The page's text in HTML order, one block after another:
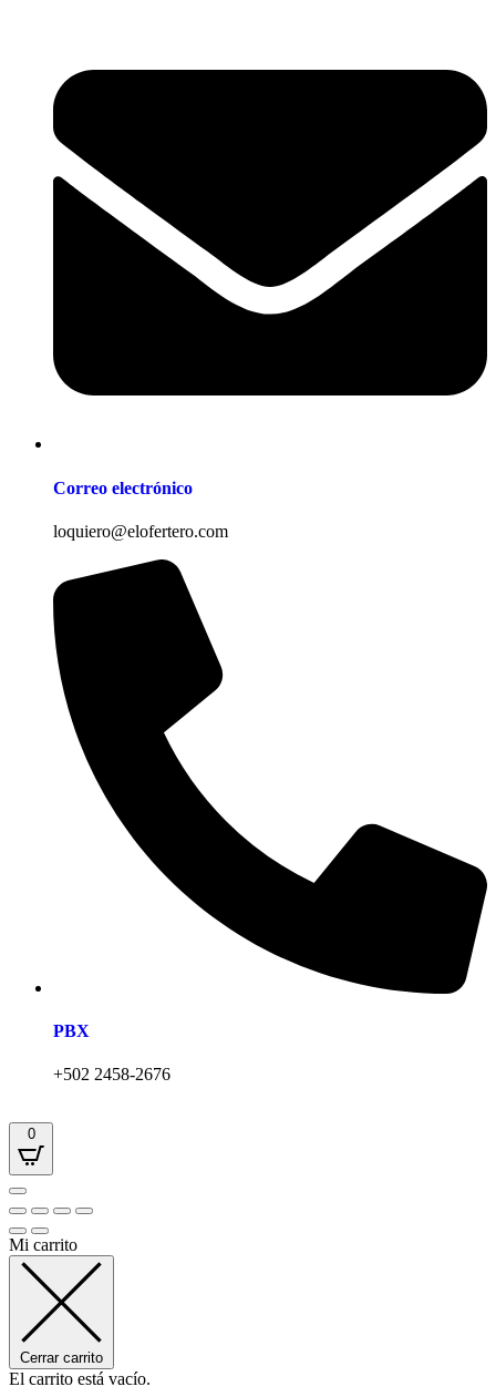
Correo electrónico
loquiero@elofertero.com
PBX
+502 2458-2676
0
Mi carrito
Cerrar carrito
El carrito está vacío.